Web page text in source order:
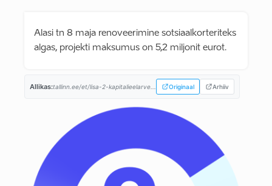
Alasi tn 8 maja renoveerimine sotsiaalkorteriteks
algas, projekti maksumus on 5,2 miljonit eurot.
Allikas:tallinn.ee/et/lisa-2-kapitalieelarve... Originaal Arhiiv